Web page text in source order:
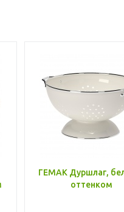
ГЕМАК Дуршлаг,
оттенком